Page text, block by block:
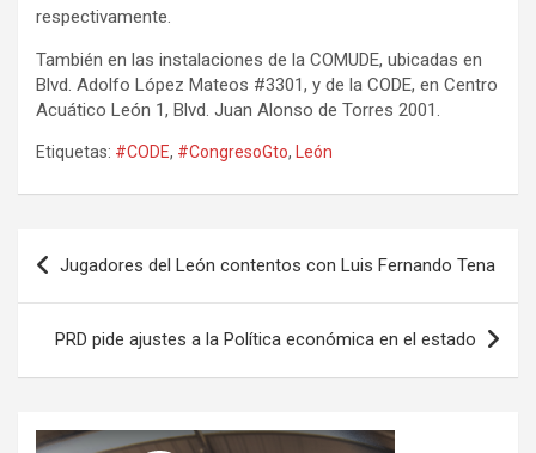
respectivamente.
También en las instalaciones de la COMUDE, ubicadas en
Blvd. Adolfo López Mateos #3301, y de la CODE, en Centro
Acuático León 1, Blvd. Juan Alonso de Torres 2001.
Etiquetas: #CODE, #CongresoGto, León
Navegación
de
entradas
Jugadores del León contentos con Luis Fernando Tena
PRD pide ajustes a la Política económica en el estado